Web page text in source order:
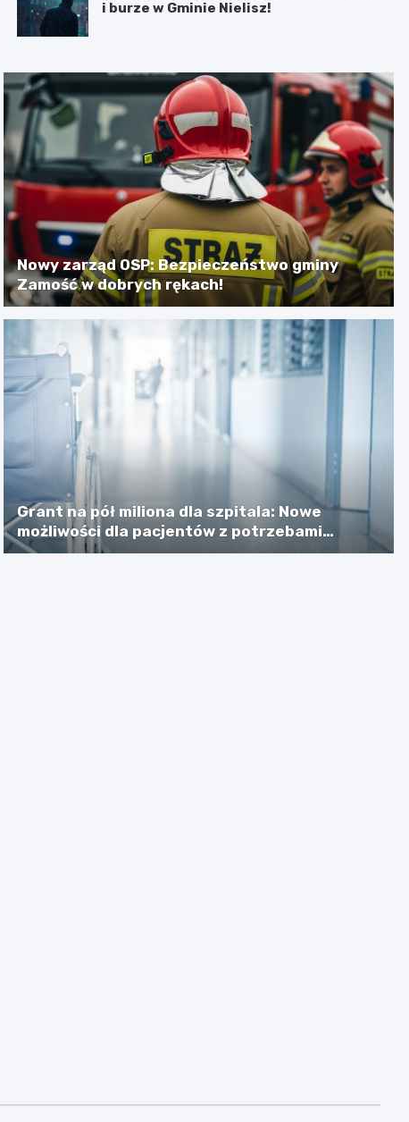
i burze w Gminie Nielisz!
Nowy zarząd OSP: Bezpieczeństwo gminy
Zamość w dobrych rękach!
Grant na pół miliona dla szpitala: Nowe
możliwości dla pacjentów z potrzebami
specjalnymi